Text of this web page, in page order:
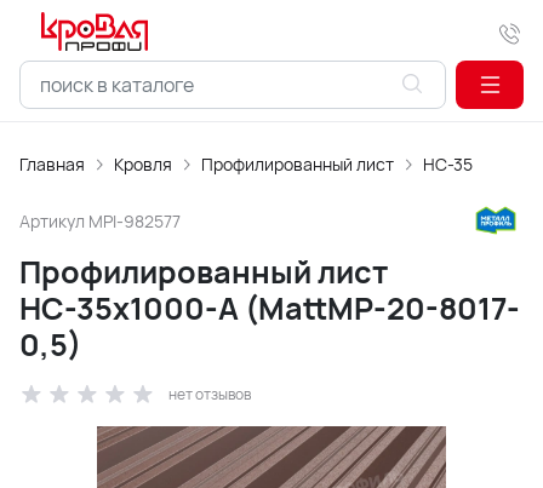
Главная Кровля Профилированный лист НС-35
Артикул MPI-982577
Профилированный лист
НС-35х1000-A (MattMP-20-8017-
0,5)
нет отзывов